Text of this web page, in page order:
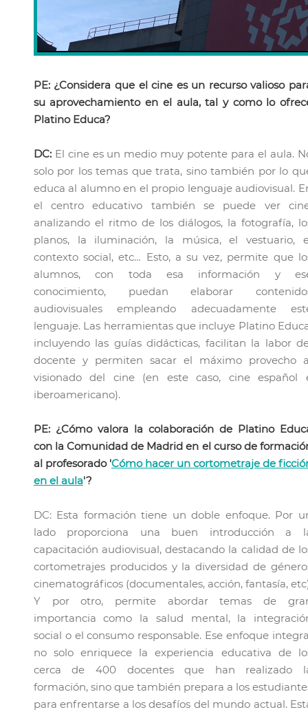
PE: ¿Considera que el cine es un recurso valioso
su aprovechamiento en el aula, tal y como lo
Platino Educa?
DC:El cine es un medio muy potente para el aula.
solo por los temas que trata, sino también por lo
educa al alumno en el propio lenguaje audiovisual.
el centro educativo también se puede ver
analizando el ritmo de los diálogos, la fotografía,
planos, la iluminación, la música, el vestuario,
contexto social, etc… Esto, a su vez, permite que
alumnos, con toda esa información y
conocimiento, puedan elaborar
audiovisuales empleando adecuadamente
lenguaje. Las herramientas que incluye Platino
incluyendo las guías didácticas, facilitan la labor
docente y permiten sacar el máximo provecho
visionado del cine (en este caso, cine español
iberoamericano).
PE: ¿Cómo valora la colaboración de Platino
con la Comunidad de Madrid en el curso de
al profesorado 'Cómo hacer un cortometraje de
en el aula'?
DC: Esta formación tiene un doble enfoque. Por
lado proporciona una buen introducción a
capacitación audiovisual, destacando la calidad de
cortometrajes producidos y la diversidad de
cinematográficos (documentales, acción, fantasía,
Y por otro, permite abordar temas de
importancia como la salud mental, la
social o el consumo responsable. Ese enfoque
no solo enriquece la experiencia educativa de
cerca de 400 docentes que han realizado
formación, sino que también prepara a los
para enfrentarse a los desafíos del mundo actual.